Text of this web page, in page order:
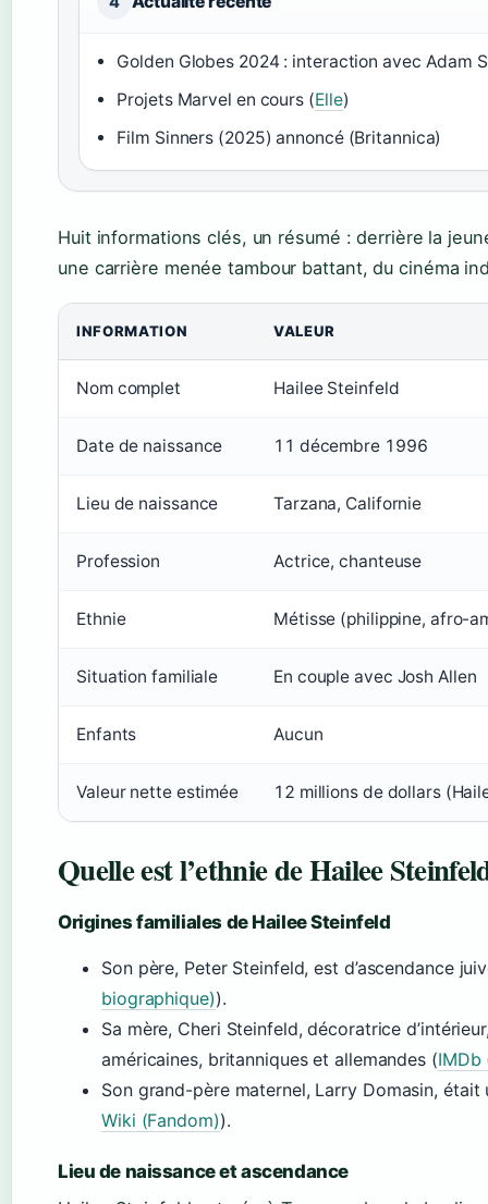
Golden Globes 2024 : interaction avec Adam
Projets Marvel en cours (Elle)
Film Sinners (2025) annoncé (Britannica)
Huit informations clés, un résumé : derrière la
une carrière menée tambour battant, du cinéma
INFORMATION VALEUR
Nom complet Hailee Steinfeld
Date de naissance 11 décembre 1996
Lieu de naissance Tarzana, Californie
Profession Actrice, chanteuse
Ethnie Métisse (philippine, afro-
Situation familiale En couple avec Josh Allen
Enfants Aucun
Valeur nette estimée 12 millions de dollars
Quelle est l’ethnie de Hailee
Origines familiales de Hailee Steinfeld
Son père, Peter Steinfeld, est d’ascendance
biographique)).
Sa mère, Cheri Steinfeld, décoratrice
américaines, britanniques et allemandes (IMDb
Son grand-père maternel, Larry Domasin,
Wiki (Fandom)).
Lieu de naissance et ascendance